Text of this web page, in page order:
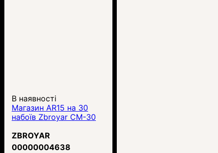
В наявності
Магазин AR15 на 30
набоїв Zbroyar CM-30
ZBROYAR
00000004638